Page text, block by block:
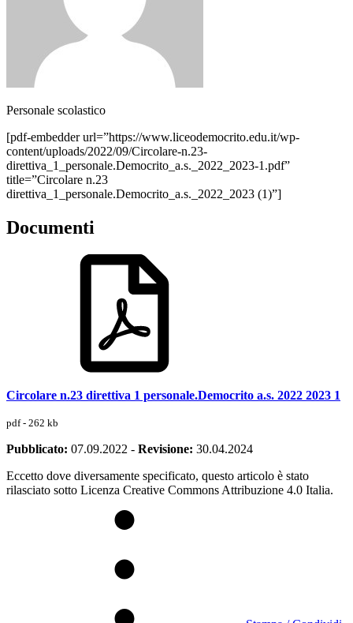
Personale scolastico
[pdf-embedder url=”https://www.liceodemocrito.edu.it/wp-
content/uploads/2022/09/Circolare-n.23-
direttiva_1_personale.Democrito_a.s._2022_2023-1.pdf”
title=”Circolare n.23
direttiva_1_personale.Democrito_a.s._2022_2023 (1)”]
Documenti
Circolare n.23 direttiva 1 personale.Democrito a.s. 2022 2023 1
pdf - 262 kb
Pubblicato: 07.09.2022 - Revisione: 30.04.2024
Eccetto dove diversamente specificato, questo articolo è stato
rilasciato sotto Licenza Creative Commons Attribuzione 4.0 Italia.